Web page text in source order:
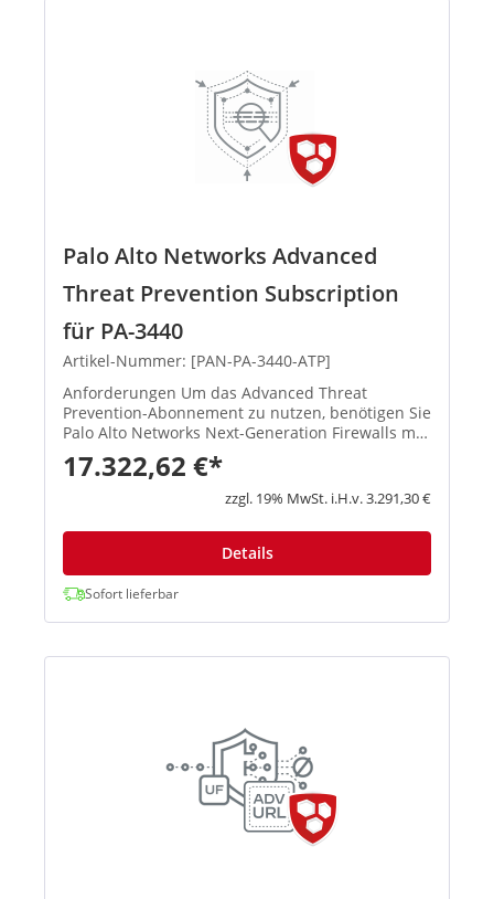
Palo Alto Networks Advanced
Threat Prevention Subscription
für PA-3440
Artikel-Nummer: [PAN-PA-3440-ATP]
Anforderungen Um das Advanced Threat
Prevention-Abonnement zu nutzen, benötigen Sie
Palo Alto Networks Next-Generation Firewalls mit
17.322,62 €*
zzgl. 19% MwSt. i.H.v. 3.291,30 €
Details
Sofort lieferbar